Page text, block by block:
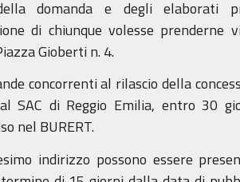
domanda e degli elaborati
di chiunque volesse prenderne
Gioberti n. 4.
concorrenti al rilascio della
SAC di Reggio Emilia, entro 30
nel BURERT.
indirizzo possono essere